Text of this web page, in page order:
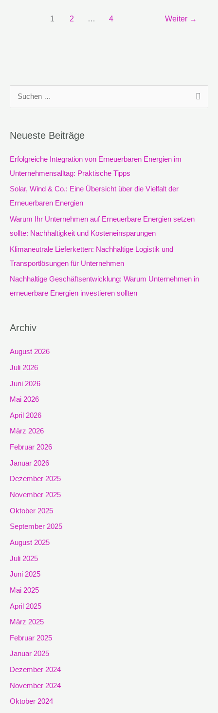
1 2 … 4 Weiter →
h
e
n
Neueste Beiträge
Erfolgreiche Integration von Erneuerbaren Energien im
Unternehmensalltag: Praktische Tipps
Solar, Wind & Co.: Eine Übersicht über die Vielfalt der
Erneuerbaren Energien
Warum Ihr Unternehmen auf Erneuerbare Energien setzen
sollte: Nachhaltigkeit und Kosteneinsparungen
Klimaneutrale Lieferketten: Nachhaltige Logistik und
Transportlösungen für Unternehmen
Nachhaltige Geschäftsentwicklung: Warum Unternehmen in
erneuerbare Energien investieren sollten
Archiv
August 2026
Juli 2026
Juni 2026
Mai 2026
April 2026
März 2026
Februar 2026
Januar 2026
Dezember 2025
November 2025
Oktober 2025
September 2025
August 2025
Juli 2025
Juni 2025
Mai 2025
April 2025
März 2025
Februar 2025
Januar 2025
Dezember 2024
November 2024
Oktober 2024